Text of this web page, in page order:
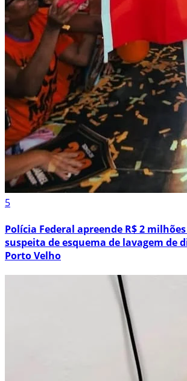
5
Polícia Federal apreende R$ 2
suspeita de esquema de lavagem de
Porto Velho